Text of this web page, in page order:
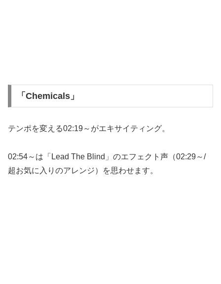
「Chemicals」
テンポを変える02:19～がエキサイティング。
02:54～は「Lead The Blind」のエフェクト声（02:29～/
超お気に入りのアレンジ）を思わせます。